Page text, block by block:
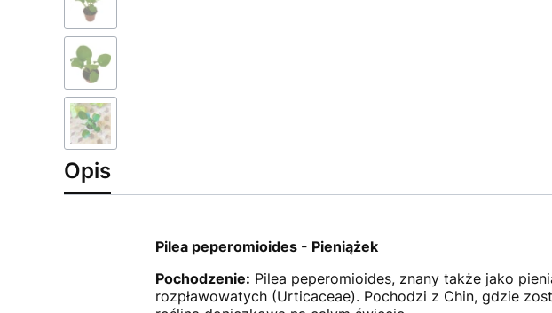
Opis
Pilea peperomioides - Pieniążek
Pochodzenie: Pilea peperomioides, znany także jako
rozpławowatych (Urticaceae). Pochodzi z Chin, gdzie